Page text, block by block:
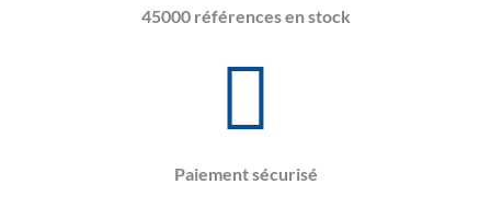
45000 références en stock
Paiement sécurisé